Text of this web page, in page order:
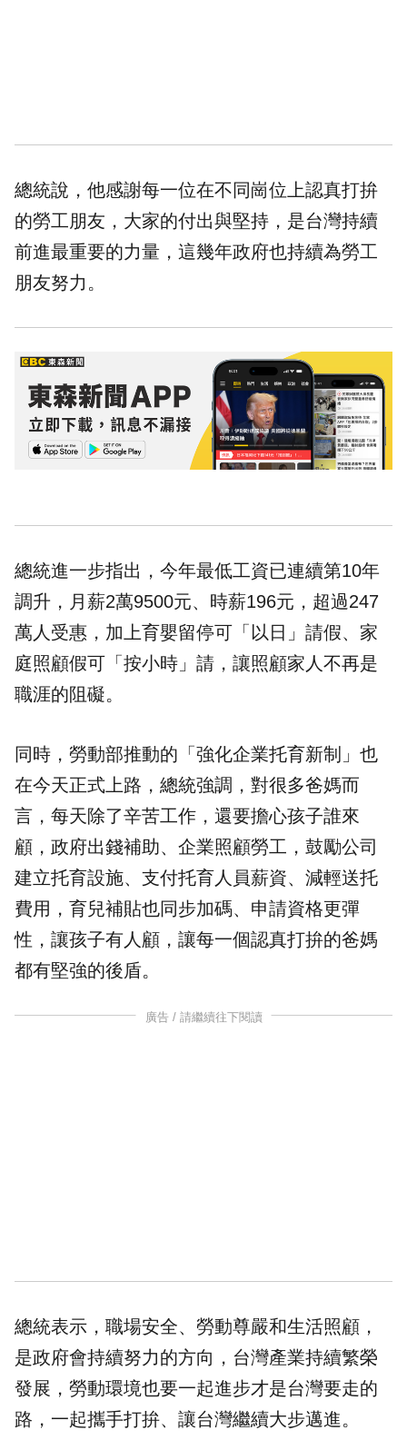
總統說，他感謝每一位在不同崗位上認真打拚
的勞工朋友，大家的付出與堅持，是台灣持續
前進最重要的力量，這幾年政府也持續為勞工
朋友努力。
總統進一步指出，今年最低工資已連續第10年
調升，月薪2萬9500元、時薪196元，超過247
萬人受惠，加上育嬰留停可「以日」請假、家
庭照顧假可「按小時」請，讓照顧家人不再是
職涯的阻礙。
同時，勞動部推動的「強化企業托育新制」也
在今天正式上路，總統強調，對很多爸媽而
言，每天除了辛苦工作，還要擔心孩子誰來
顧，政府出錢補助、企業照顧勞工，鼓勵公司
建立托育設施、支付托育人員薪資、減輕送托
費用，育兒補貼也同步加碼、申請資格更彈
性，讓孩子有人顧，讓每一個認真打拚的爸媽
都有堅強的後盾。
廣告 / 請繼續往下閱讀
總統表示，職場安全、勞動尊嚴和生活照顧，
是政府會持續努力的方向，台灣產業持續繁榮
發展，勞動環境也要一起進步才是台灣要走的
路，一起攜手打拚、讓台灣繼續大步邁進。